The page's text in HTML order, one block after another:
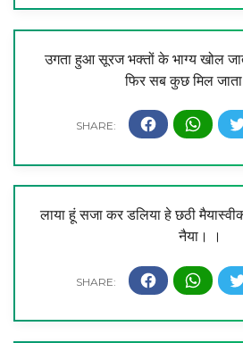
उगता हुआ सूरज भक्तों के भाग्य खोल
फिर सब कुछ मिल
लाया हूं सजा कर डलिया हे छठी
नैया। ।